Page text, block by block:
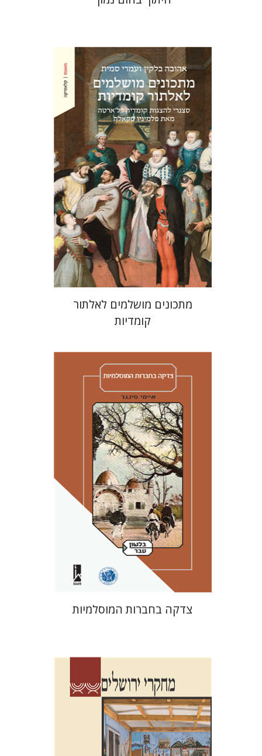
אהובה בלקין עמרי סמית
הנחת אתר ספר מודפס
$42
$38
מתכונים מושלמים לאלתור
קומדיות
איימי סינגר
יצחק חן
אבנר גלעדי
מירי
אליאב-פלדון
רענן ריין
דורון מגן
הנחת אתר ספר מודפס
$46
$41
צדקה בחברות המוסלמיות
שלום צבר גלית חזן-רוקם
סלמון